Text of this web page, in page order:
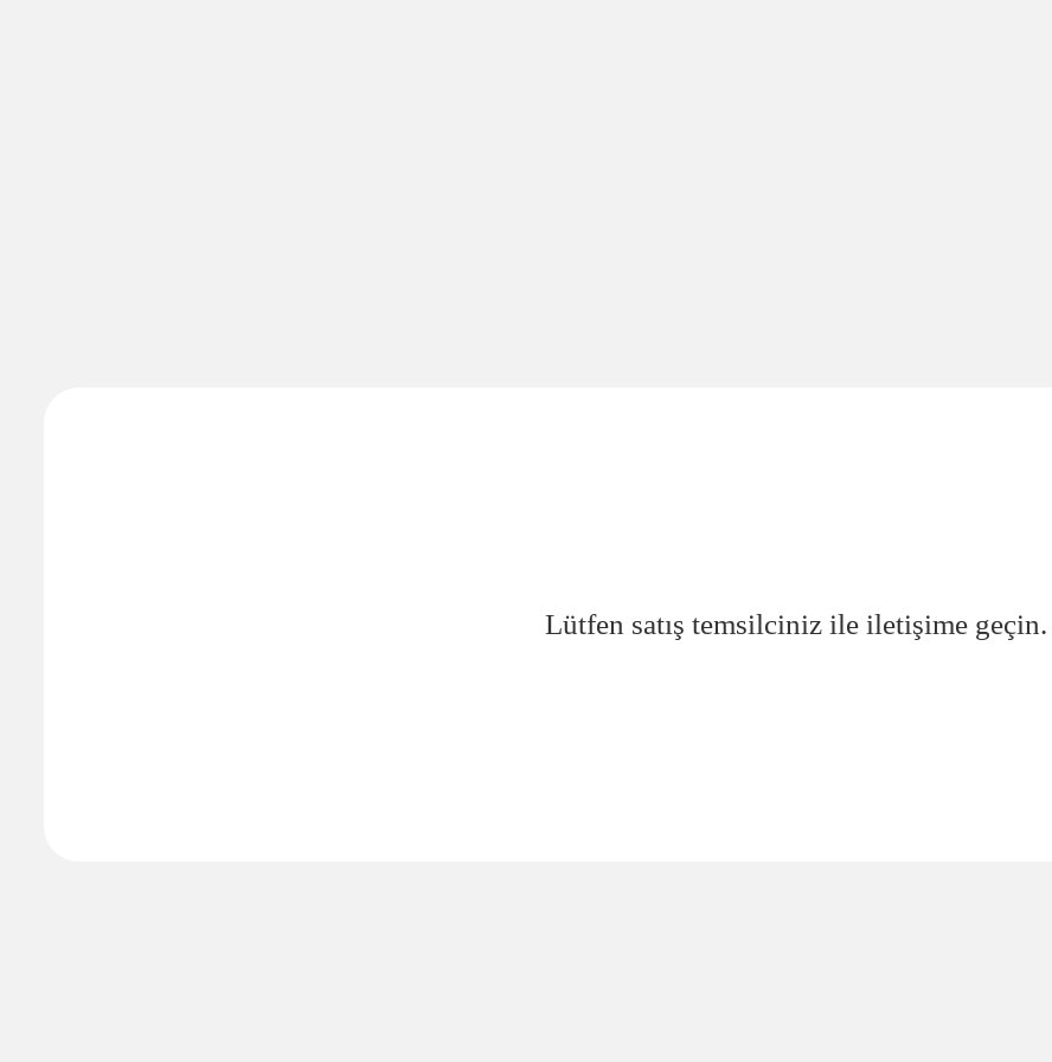
Lütfen satış temsilciniz ile iletişime geçin.